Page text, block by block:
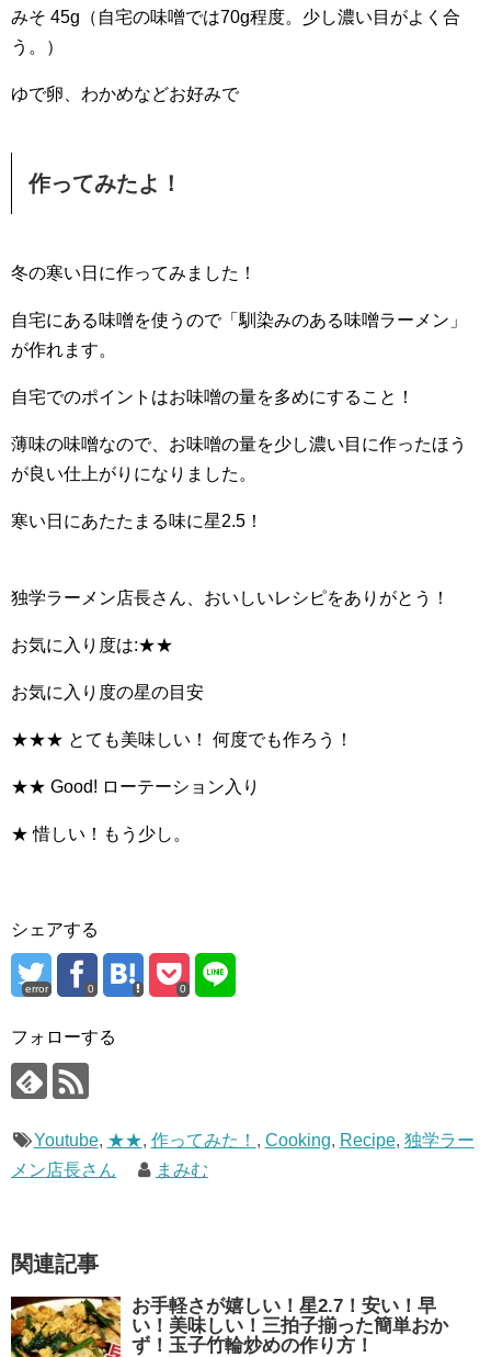
みそ 45g（自宅の味噌では70g程度。少し濃い目がよく合
う。）
ゆで卵、わかめなどお好みで
作ってみたよ！
冬の寒い日に作ってみました！
自宅にある味噌を使うので「馴染みのある味噌ラーメン」
が作れます。
自宅でのポイントはお味噌の量を多めにすること！
薄味の味噌なので、お味噌の量を少し濃い目に作ったほう
が良い仕上がりになりました。
寒い日にあたたまる味に星2.5！
独学ラーメン店長さん、おいしいレシピをありがとう！
お気に入り度は:★★
お気に入り度の星の目安
★★★ とても美味しい！ 何度でも作ろう！
★★ Good! ローテーション入り
★ 惜しい！もう少し。
シェアする
error 0 0
フォローする
Youtube, ★★, 作ってみた！ , Cooking, Recipe, 独学ラー
メン店長さん
まみむ
関連記事
お手軽さが嬉しい！星2.7！安い！早
い！美味しい！三拍子揃った簡単おか
ず！玉子竹輪炒めの作り方！